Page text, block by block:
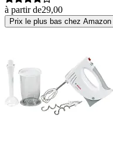
à partir de29,00
Prix le plus bas chez Amazon